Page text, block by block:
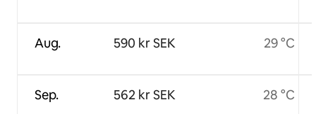
Aug.
Sep.
590 kr SEK
562 kr SEK
29 °C
28 °C